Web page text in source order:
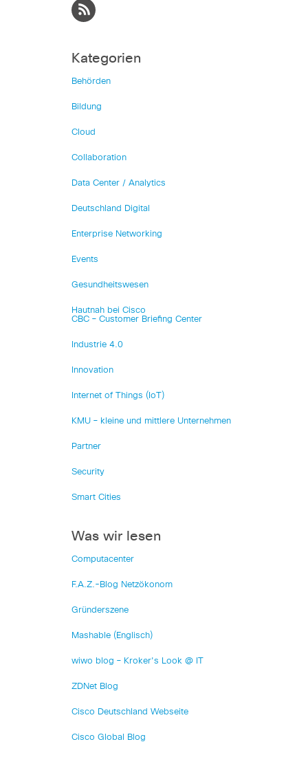
Kategorien
Behörden
Bildung
Cloud
Collaboration
Data Center / Analytics
Deutschland Digital
Enterprise Networking
Events
Gesundheitswesen
Hautnah bei Cisco
CBC – Customer Briefing Center
Industrie 4.0
Innovation
Internet of Things (IoT)
KMU – kleine und mittlere Unternehmen
Partner
Security
Smart Cities
Was wir lesen
Computacenter
F.A.Z.-Blog Netzökonom
Gründerszene
Mashable (Englisch)
wiwo blog – Kroker's Look @ IT
ZDNet Blog
Cisco Deutschland Webseite
Cisco Global Blog